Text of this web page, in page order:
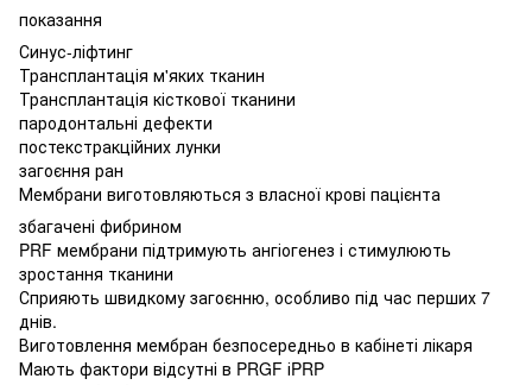
показання
Синус-ліфтинг
Трансплантація м'яких тканин
Трансплантація кісткової тканини
пародонтальні дефекти
постекстракційних лунки
загоєння ран
Мембрани виготовляються з власної крові пацієнта
збагачені фибрином
PRF мембрани підтримують ангіогенез і стимулюють
зростання тканини
Сприяють швидкому загоєнню, особливо під час перших 7
днів.
Виготовлення мембран безпосередньо в кабінеті лікаря
Мають фактори відсутні в PRGF іPRP